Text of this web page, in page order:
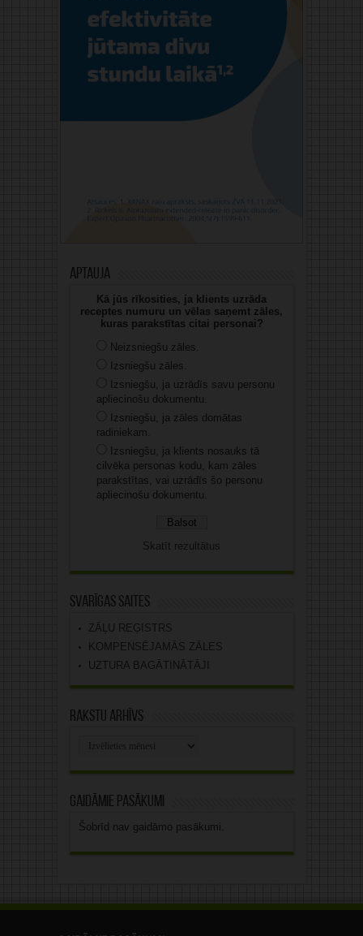
Aptauja
Kā jūs rīkosities, ja klients uzrāda
receptes numuru un vēlas saņemt zāles,
kuras parakstītas citai personai?
Neizsniegšu zāles.
Izsniegšu zāles.
Izsniegšu, ja uzrādīs savu personu
apliecinošu dokumentu.
Izsniegšu, ja zāles domātas
radiniekam.
Izsniegšu, ja klients nosauks tā
cilvēka personas kodu, kam zāles
parakstītas, vai uzrādīs šo personu
apliecinošu dokumentu.
Skatīt rezultātus
Svarīgas saites
ZĀĻU REĢISTRS
KOMPENSĒJAMĀS ZĀLES
UZTURA BAGĀTINĀTĀJI
Rakstu arhīvs
Gaidāmie pasākumi
Šobrīd nav gaidāmo pasākumi.